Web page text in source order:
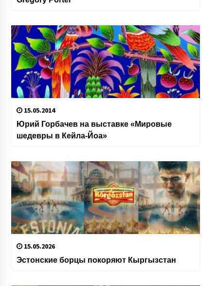
15.05.2014
Юрий Горбачев на выставке «Мировые
шедевры в Кейла-Йоа»
15.05.2026
Эстонские борцы покоряют Кыргызстан